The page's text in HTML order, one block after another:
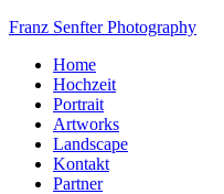
Franz Senfter Photography
Home
Hochzeit
Portrait
Artworks
Landscape
Kontakt
Partner